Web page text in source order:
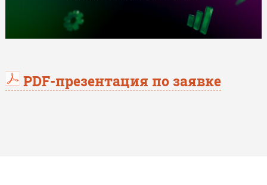
PDF-презентация по заявке